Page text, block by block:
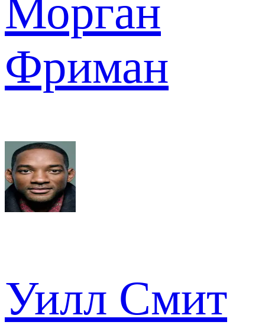
Морган
Фриман
Уилл Смит